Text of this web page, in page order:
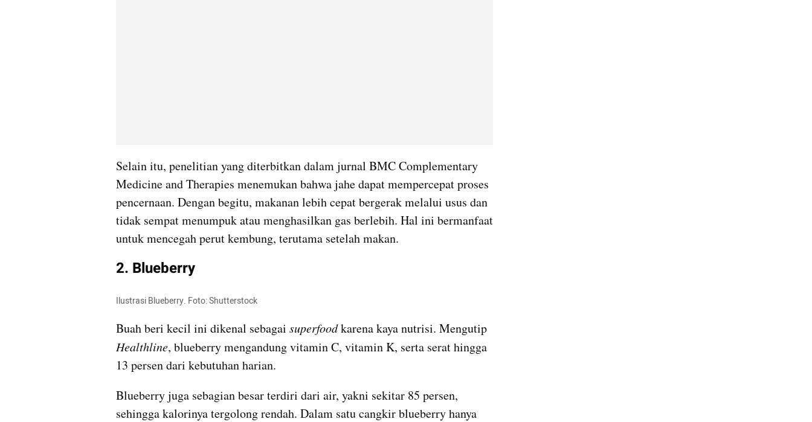
Selain itu, penelitian yang diterbitkan dalam jurnal BMC Complementary
Medicine and Therapies menemukan bahwa jahe dapat mempercepat proses
pencernaan. Dengan begitu, makanan lebih cepat bergerak melalui usus dan
tidak sempat menumpuk atau menghasilkan gas berlebih. Hal ini bermanfaat
untuk mencegah perut kembung, terutama setelah makan.
2. Blueberry
Ilustrasi Blueberry. Foto: Shutterstock
Buah beri kecil ini dikenal sebagai superfood
Healthline, blueberry mengandung vitamin C, vitamin K, serta serat hingga
13 persen dari kebutuhan harian.
Blueberry juga sebagian besar terdiri dari air, yakni sekitar 85 persen,
sehingga kalorinya tergolong rendah. Dalam satu cangkir blueberry hanya